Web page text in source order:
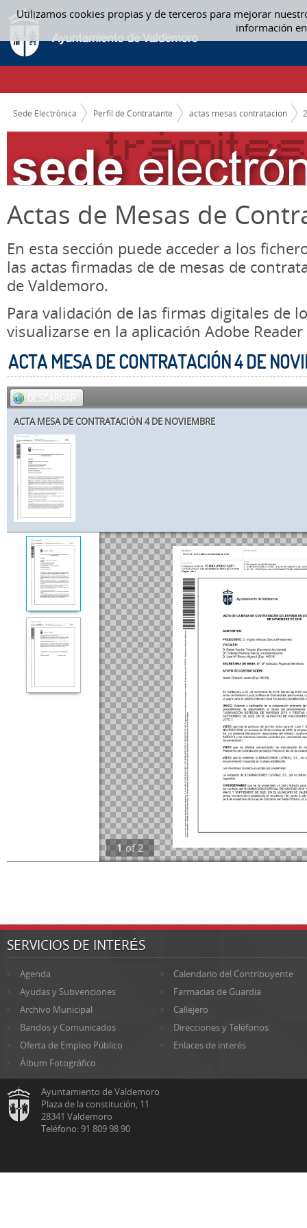
Utilizamos cookies propias y de terceros para mejorar
información
Saltar al contenido
ACTAS MESAS CONTRATACION
CAMINO DE MIGAS
Sede Electrónica Perfil de Contratante actas mesas contratacion
Actas de Mesas de
En esta sección puede acceder a los
las actas firmadas de de mesas de
de Valdemoro.
Para validación de las firmas digitales de
visualizarse en la aplicación Adobe Reader
ACTA MESA DE CONTRATACIÓN 4 DE
DESCARGAR
ACTA MESA DE CONTRATACIÓN 4 DE NOVIEMBRE
1 of 2
SERVICIOS DE INTERÉS
Agenda
Calendario del Contribuyente
Ayudas y Subvenciones
Farmacias de Guardia
Archivo Municipal
Callejero
Bandos y Comunicados
Direcciones y Teléfonos
Oferta de Empleo Público
Enlaces de interés
Álbum Fotográfico
Ayuntamiento de Valdemoro
Plaza de la constitución, 11
28341 Valdemoro
Teléfono: 91 809 98 90